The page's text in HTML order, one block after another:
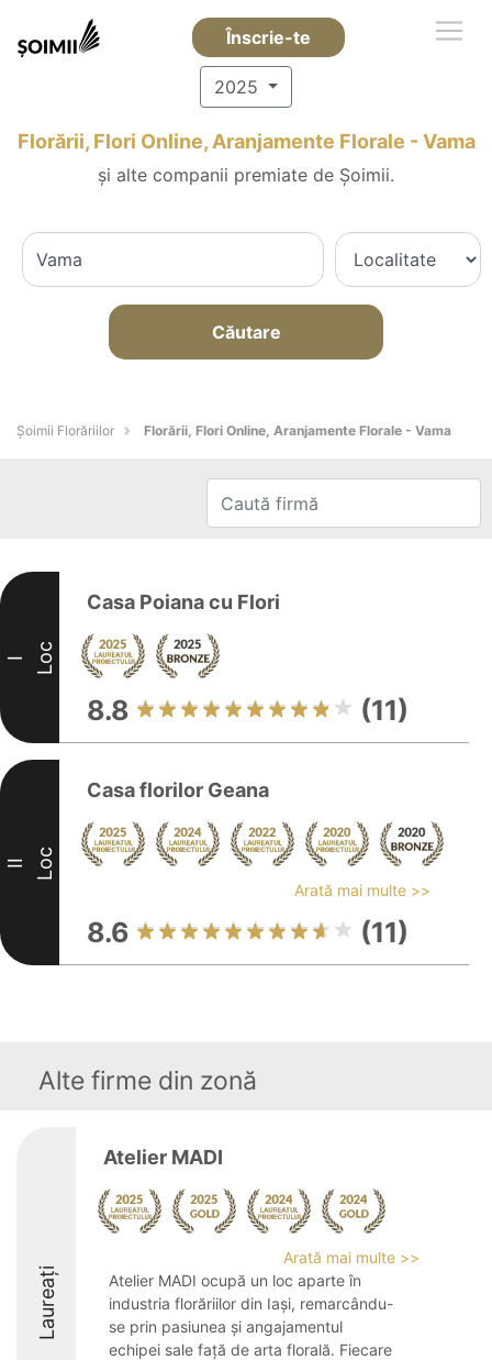
Înscrie-te
2025
Florării, Flori Online, Aranjamente Florale - Vama
și alte companii premiate de Șoimii.
Căutare
Șoimii Florăriilor Florării, Flori Online, Aranjamente Florale - Vama
I Loc
Casa Poiana cu Flori
8.8 (11)
II Loc
Casa florilor Geana
Arată mai multe >>
8.6 (11)
Alte firme din zonă
Laureați
Atelier MADI
Arată mai multe >>
Atelier MADI ocupă un loc aparte în
industria florăriilor din Iași, remarcându-
se prin pasiunea și angajamentul
echipei sale față de arta florală. Fiecare